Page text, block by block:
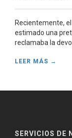
Recientemente,
estimado una
reclamaba la
LEER MÁS →
SERVICIOS DE